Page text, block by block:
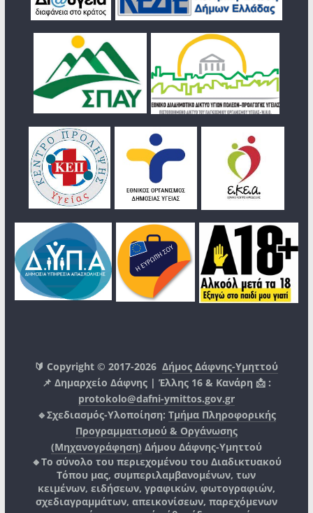
🔰 Copyright © 2017-2026Δήμος Δάφνης-Υμηττού
📌 Δημαρχείο Δάφνης | Έλλης 16 & Κανάρη 📩 :
protokolo@dafni-ymittos.gov.gr
🔹Σχεδιασμός-Υλοποίηση: Τμήμα Πληροφορικής
Προγραμματισμού & Οργάνωσης
(Μηχανογράφηση) Δήμου Δάφνης-Υμηττού
🔸Το σύνολο του περιεχομένου του Διαδικτυακού
Τόπου μας, συμπεριλαμβανομένων, των
κειμένων, ειδήσεων, γραφικών, φωτογραφιών,
σχεδιαγραμμάτων, απεικονίσεων, παρεχόμενων